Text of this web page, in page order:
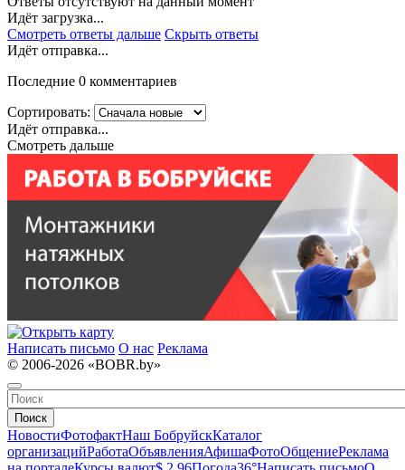
Идёт загрузка...
Смотреть ответы дальше Скрыть ответы
Идёт отправка...
Последние 0 комментариев
Сортировать:
Идёт отправка...
Смотреть дальше
Написать письмо О нас Реклама
© 2006-2026 «BOBR.by»
Поиск
НовостиФотофактНаш БобруйскКаталог
организацийРаботаОбъявленияАфишаФотоОбщениеРеклама